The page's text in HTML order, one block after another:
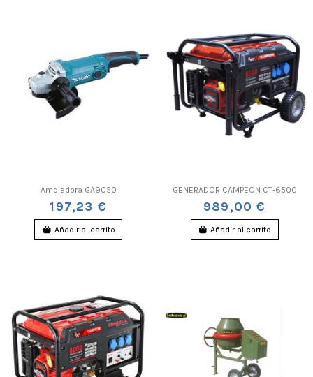
Amoladora GA9050
197,23 €
Añadir al carrito
GENERADOR CAMPEON CT-6500
989,00 €
Añadir al carrito